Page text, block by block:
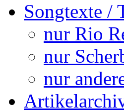
Songtexte /
nur Rio
nur
nur